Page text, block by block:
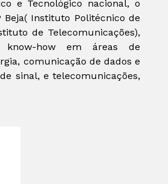
e Tecnológico nacional, o
Beja( Instituto Politécnico de
de Telecomunicações),
know-how em áreas de
comunicação de dados e
sinal, e telecomunicações,